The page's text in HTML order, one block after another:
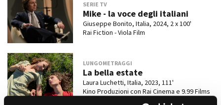
SERIE TV
Mike - la voce degli italiani
Giuseppe Bonito, Italia, 2024, 2 x 100'
Rai Fiction - Viola Film
LUNGOMETRAGGI
La bella estate
Laura Luchetti, Italia, 2023, 111'
Kino Produzioni con Rai Cinema e 9.99 Films